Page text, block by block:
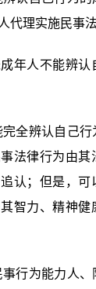
代理实施民事法
人不能辨认
辨认自己行
法律行为由其
认；但是，可
智力、精神
为能力人、